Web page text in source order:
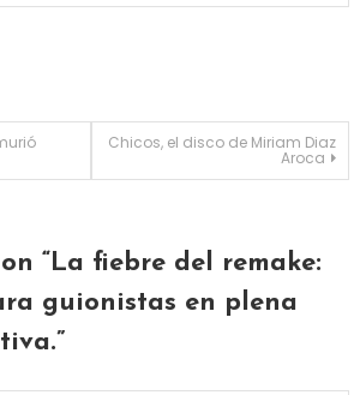
de entradas
Chicos, el disco de Miriam Diaz
Aroca
“La fiebre del remake:
guionistas en plena
”